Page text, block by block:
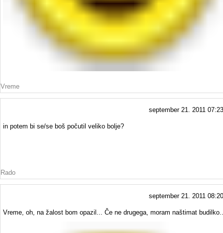
Vreme
september 21. 2011 07:23
in potem bi se/se boš počutil veliko bolje?
Rado
september 21. 2011 08:20
Vreme, oh, na žalost bom opazil... Če ne drugega, moram naštimat